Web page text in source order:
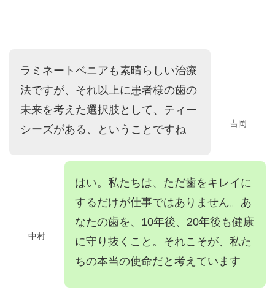
吉岡
ラミネートベニアも素晴らしい治療
法ですが、それ以上に患者様の歯の
未来を考えた選択肢として、ティー
シーズがある、ということですね
中村
はい。私たちは、ただ歯をキレイに
するだけが仕事ではありません。あ
なたの歯を、10年後、20年後も健康
に守り抜くこと。それこそが、私た
ちの本当の使命だと考えています